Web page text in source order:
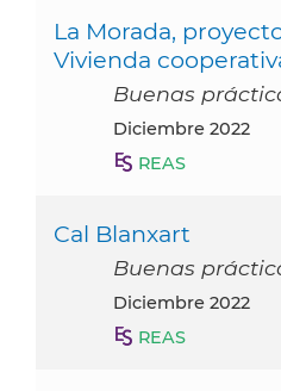
La Morada,
Vivienda
Buenas
diciembre 2022
REAS
Cal Blanxart
Buenas
diciembre 2022
REAS